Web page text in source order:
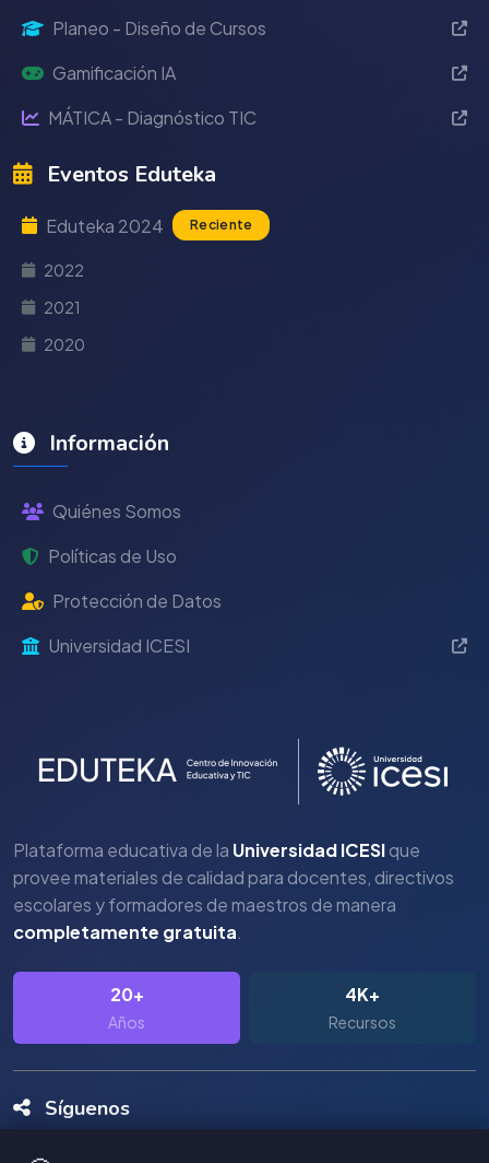
Planeo - Diseño de Cursos
Gamificación IA
MÁTICA - Diagnóstico TIC
Eventos Eduteka
Eduteka 2024 Reciente
2022
2021
2020
Información
Quiénes Somos
Políticas de Uso
Protección de Datos
Universidad ICESI
Plataforma educativa de la Universidad ICESIque
provee materiales de calidad para docentes, directivos
escolares y formadores de maestros de manera
completamente gratuita.
20+
Años
4K+
Recursos
Síguenos